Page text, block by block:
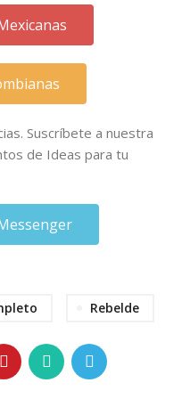
Suscríbete a nuestra
de Ideas para tu
Rebelde